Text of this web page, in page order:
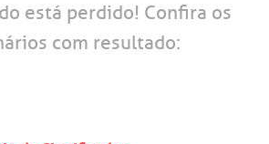
está perdido! Confira os
com resultado: